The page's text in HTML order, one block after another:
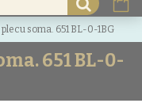
soma. 651 BL-0-1BG
651 BL-0-